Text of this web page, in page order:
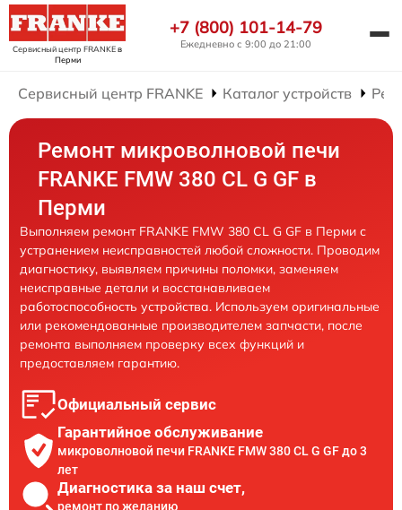
Сервисный центр FRANKEв
Перми
+7 (800) 101-14-79
Ежедневно с 9:00 до 21:00
Сервисный центр FRANKE Каталог устройств
Ремонт микроволновой печи
FRANKE FMW 380 CL G GF в
Перми
Выполняем ремонт FRANKE FMW 380 CL G GF в Перми с
устранением неисправностей любой сложности. Проводим
диагностику, выявляем причины поломки, заменяем
неисправные детали и восстанавливаем
работоспособность устройства. Используем оригинальные
или рекомендованные производителем запчасти, после
ремонта выполняем проверку всех функций и
предоставляем гарантию.
Официальный сервис
Гарантийное обслуживание
микроволновой печи FRANKE FMW 380 CL G GF до 3
лет
Диагностика за наш счет,
ремонт по желанию